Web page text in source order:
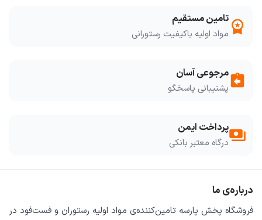
workspace_premium تامین مستقیم
مواد اولیه باکیفیت رستورانی
assignment_returnمرجوعی آسان
پشتیبانی پاسخگو
paymentsپرداخت ایمن
درگاه معتبر بانکی
درباره‌ی ما
فروشگاه پخش پارسه تامین‌کننده‌ی مواد اولیه رستوران و فست‌فود در